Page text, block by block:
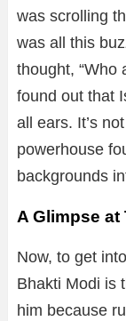
was scrolling
was all this
thought, “Who
found out that
all ears. It’s
powerhouse
backgrounds
A Glimpse at
Now, to get
Bhakti Modi is
him because